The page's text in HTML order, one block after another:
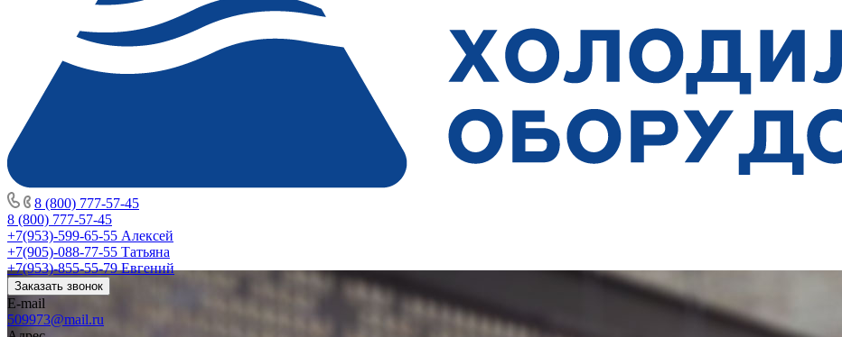
8 (800) 777-57-45
8 (800) 777-57-45
+7(953)-599-65-55 Алексей
+7(905)-088-77-55 Татьяна
+7(953)-855-55-79Евгений
Заказать звонок
E-mail
509973@mail.ru